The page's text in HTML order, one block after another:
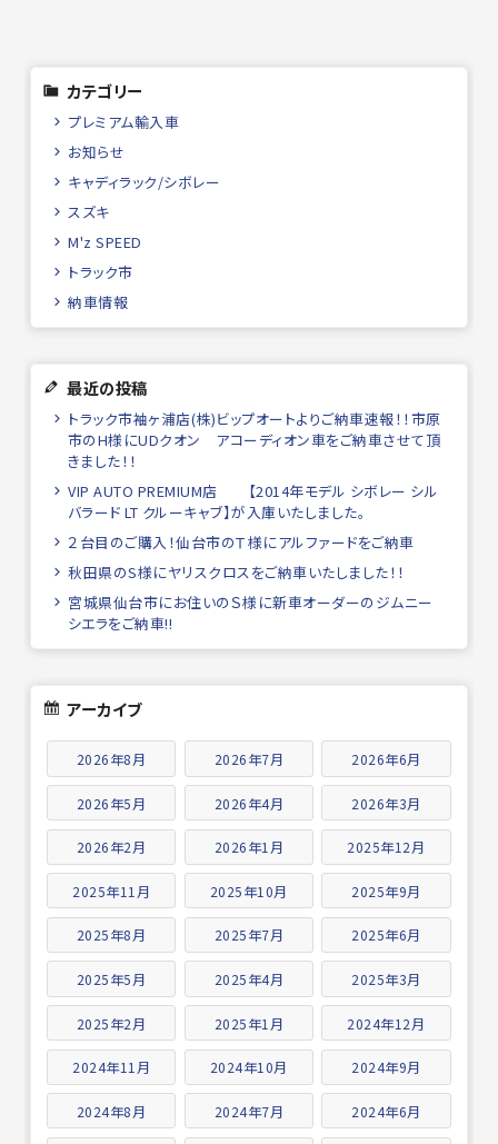
カテゴリー
プレミアム輸入車
お知らせ
キャディラック/シボレー
スズキ
M'z SPEED
トラック市
納車情報
最近の投稿
トラック市袖ヶ浦店(株)ビップオートよりご納車速報！！市原
市のH様にUDクオン アコーディオン車をご納車させて頂
きました！！
VIP AUTO PREMIUM店 【2014年モデル シボレー シル
バラード LT クルーキャブ】が入庫いたしました。
２台目のご購入！仙台市のＴ様にアルファードをご納車
秋田県のS様にヤリスクロスをご納車いたしました！！
宮城県仙台市にお住いのＳ様に新車オーダーのジムニー
シエラをご納車!!
アーカイブ
2026年8月 2026年7月 2026年6月
2026年5月 2026年4月 2026年3月
2026年2月 2026年1月 2025年12月
2025年11月 2025年10月 2025年9月
2025年8月 2025年7月 2025年6月
2025年5月 2025年4月 2025年3月
2025年2月 2025年1月 2024年12月
2024年11月 2024年10月 2024年9月
2024年8月 2024年7月 2024年6月